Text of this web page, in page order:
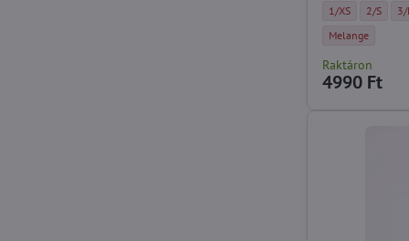
Gyönyörű női
1/XS 2/S 3/
Gyönyörű női
Melange
Raktáron
4990 Ft